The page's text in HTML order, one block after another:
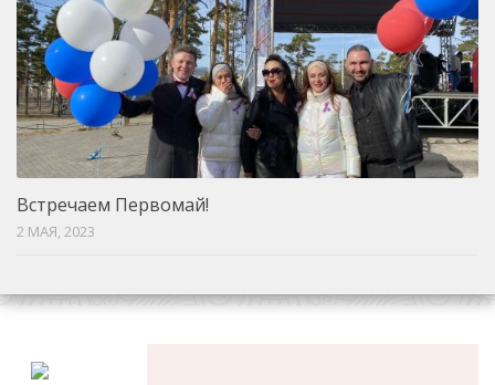
Встречаем Первомай!
2 МАЯ, 2023